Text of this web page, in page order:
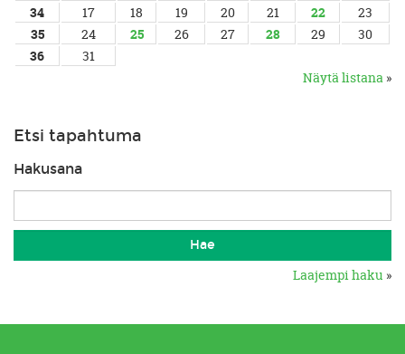
34
17 18 19 20 21 22
23
35
24 25 26 27 28 29
30
36
31
Näytä listana »
Etsi tapahtuma
Hakusana
Laajempi haku »